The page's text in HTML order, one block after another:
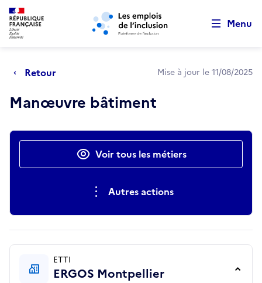
Aller au menu principal Aller au contenu principal
Menu
Retour Mise à jour le 11/08/2025
Manœuvre bâtiment
Actions rapidesVoir tous les métiers
Autres actions
ETTI
ERGOS Montpellier
Retour au début de la page
Panneau de gestion des cookies